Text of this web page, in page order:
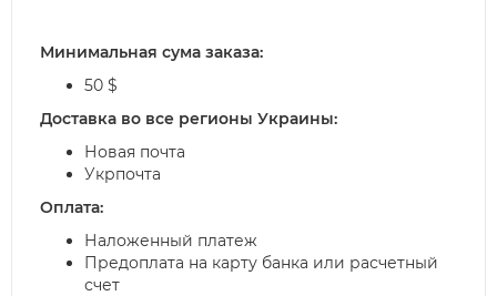
Минимальная сума заказа:
50 $
Доставка во все регионы Украины:
Новая почта
Укрпочта
Оплата:
Наложенный платеж
Предоплата на карту банка или расчетный
счет